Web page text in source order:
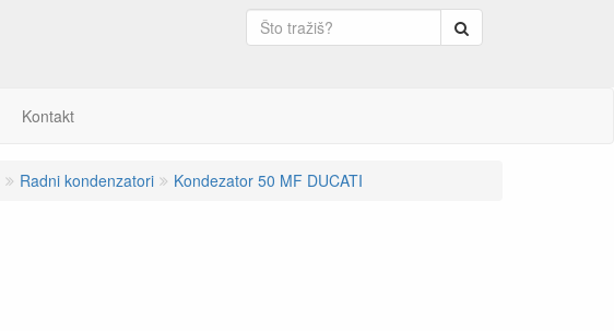
Kontakt
Radni kondenzatori Kondezator 50 MF DUCATI